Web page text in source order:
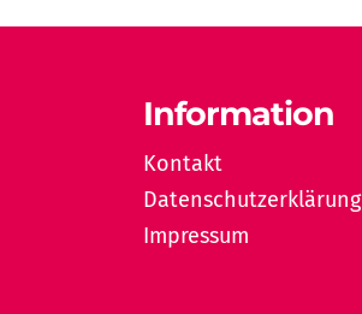
Information
Kontakt
Datenschutzerklärung
Impressum